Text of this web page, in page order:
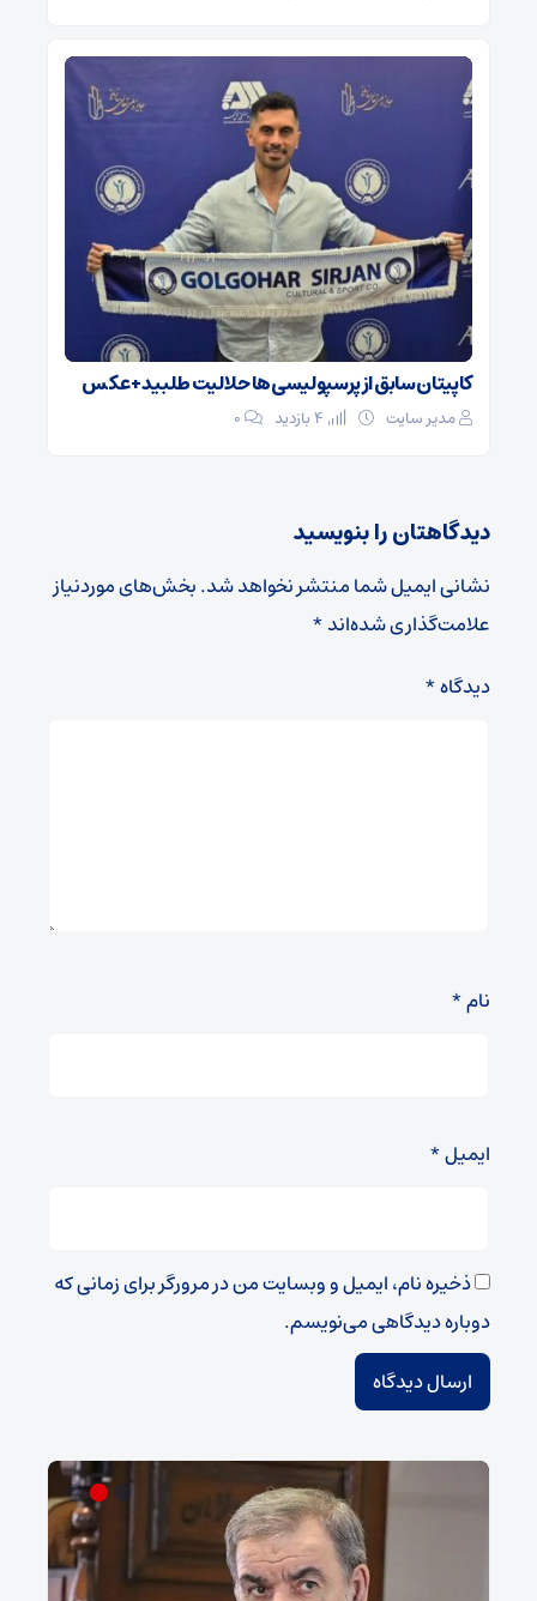
کاپیتان سابق از پرسپولیسی‌ها حلالیت طلبید + عکس
مدیر سایت ۰
دیدگاهتان را بنویسید
نشانی ایمیل شما منتشر نخواهد شد.بخش‌های موردنیاز
علامت‌گذاری شده‌اند*
دیدگاه*
نام*
ایمیل*
ذخیره نام، ایمیل و وبسایت من در مرورگر برای زمانی که
دوباره دیدگاهی می‌نویسم.